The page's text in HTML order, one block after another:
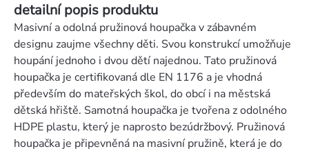
detailní popis produktu
Masivní a odolná pružinová houpačka v zábavném
designu zaujme všechny děti. Svou konstrukcí umožňuje
houpání jednoho i dvou dětí najednou. Tato pružinová
houpačka je certifikovaná dle EN 1176 a je vhodná
především do mateřských škol, do obcí i na městská
dětská hřiště. Samotná houpačka je tvořena z odolného
HDPE plastu, který je naprosto bezúdržbový. Pružinová
houpačka je připevněná na masivní pružině, která je do